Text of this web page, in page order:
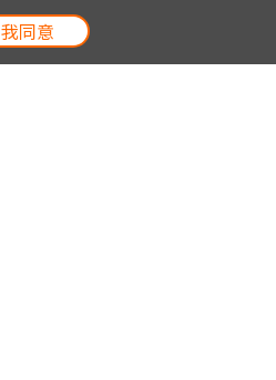
我同意